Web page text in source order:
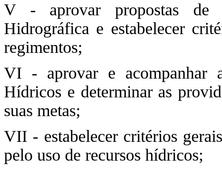
V - aprovar propostas de
Hidrográfica e estabelecer
regimentos;
VI - aprovar e acompanhar
Hídricos e determinar as
suas metas;
VII - estabelecer critérios
pelo uso de recursos hídricos;